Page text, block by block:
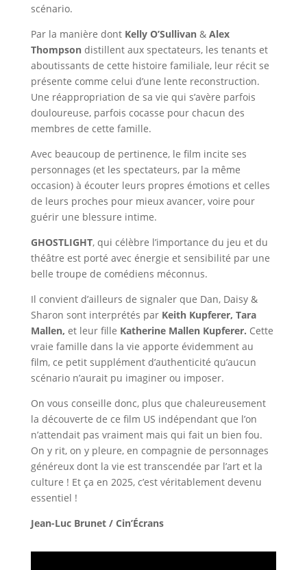
scénario.
Par la manière dont Kelly O’Sullivan& Alex
Thompsondistillent aux spectateurs, les tenants et
aboutissants de cette histoire familiale, leur récit se
présente comme celui d’une lente reconstruction.
Une réappropriation de sa vie qui s’avère parfois
douloureuse, parfois cocasse pour chacun des
membres de cette famille.
Avec beaucoup de pertinence, le film incite ses
personnages (et les spectateurs, par la même
occasion) à écouter leurs propres émotions et celles
de leurs proches pour mieux avancer, voire pour
guérir une blessure intime.
GHOSTLIGHT, qui célèbre l’importance du jeu et du
théâtre est porté avec énergie et sensibilité par une
belle troupe de comédiens méconnus.
Il convient d’ailleurs de signaler que Dan, Daisy &
Sharon sont interprétés par Keith Kupferer, Tara
Mallen, et leur fille Katherine Mallen Kupferer. Cette
vraie famille dans la vie apporte évidemment au
film, ce petit supplément d’authenticité qu’aucun
scénario n’aurait pu imaginer ou imposer.
On vous conseille donc, plus que chaleureusement
la découverte de ce film US indépendant que l’on
n’attendait pas vraiment mais qui fait un bien fou.
On y rit, on y pleure, en compagnie de personnages
généreux dont la vie est transcendée par l’art et la
culture ! Et ça en 2025, c’est véritablement devenu
essentiel !
Jean-Luc Brunet / Cin’Écrans